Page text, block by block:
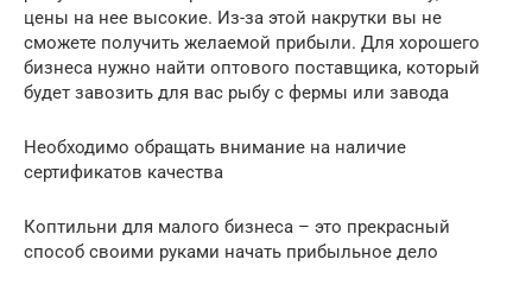
цены на нее высокие. Из-за этой накрутки вы не
сможете получить желаемой прибыли. Для хорошего
бизнеса нужно найти оптового поставщика, который
будет завозить для вас рыбу с фермы или завода
Необходимо обращать внимание на наличие
сертификатов качества
Коптильни для малого бизнеса – это прекрасный
способ своими руками начать прибыльное дело